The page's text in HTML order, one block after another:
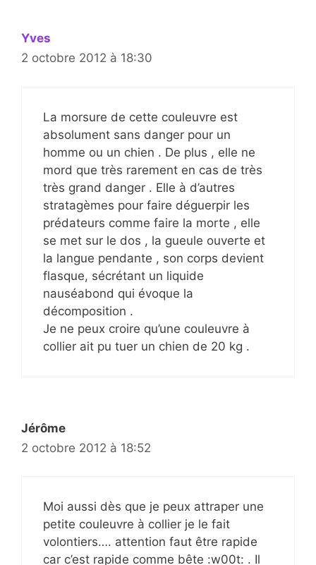
Yves
2 octobre 2012 à 18:30
La morsure de cette couleuvre est
absolument sans danger pour un
homme ou un chien . De plus , elle ne
mord que très rarement en cas de très
très grand danger . Elle à d’autres
stratagèmes pour faire déguerpir les
prédateurs comme faire la morte , elle
se met sur le dos , la gueule ouverte et
la langue pendante , son corps devient
flasque, sécrétant un liquide
nauséabond qui évoque la
décomposition .
Je ne peux croire qu’une couleuvre à
collier ait pu tuer un chien de 20 kg .
Jérôme
2 octobre 2012 à 18:52
Moi aussi dès que je peux attraper une
petite couleuvre à collier je le fait
volontiers…. attention faut être rapide
car c’est rapide comme bête :w00t: . Il